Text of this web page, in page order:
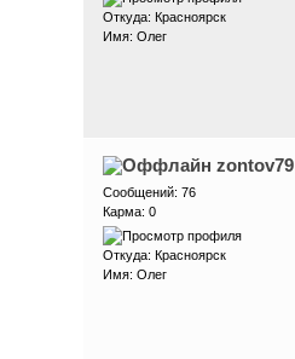
Откуда: Красноярск
Имя: Олег
zontov79
Сообщений: 76
Карма: 0
Откуда: Красноярск
Имя: Олег